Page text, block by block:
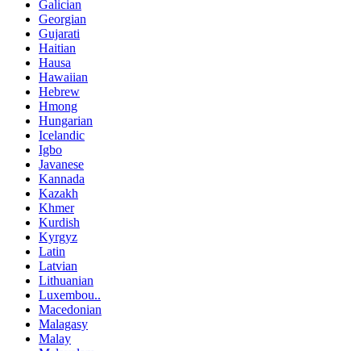
Galician
Georgian
Gujarati
Haitian
Hausa
Hawaiian
Hebrew
Hmong
Hungarian
Icelandic
Igbo
Javanese
Kannada
Kazakh
Khmer
Kurdish
Kyrgyz
Latin
Latvian
Lithuanian
Luxembou..
Macedonian
Malagasy
Malay